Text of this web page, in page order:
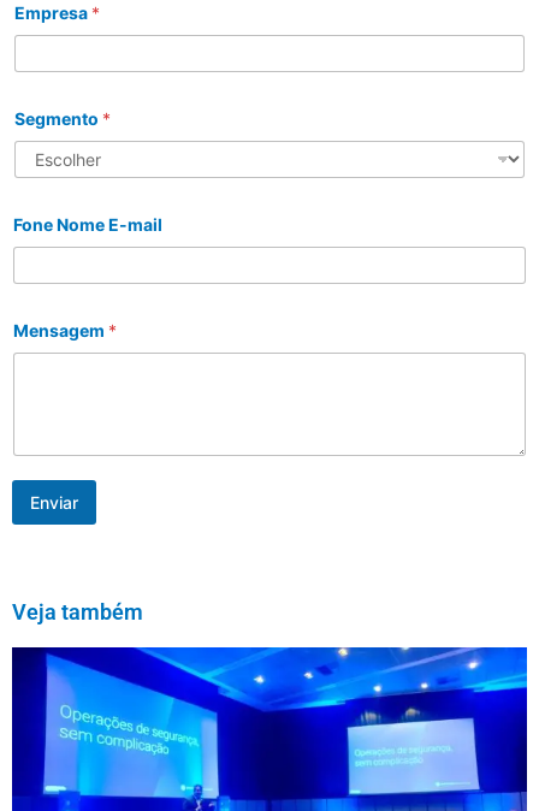
Empresa *
Segmento *
Fone Nome E-mail
Mensagem *
Enviar
Veja também